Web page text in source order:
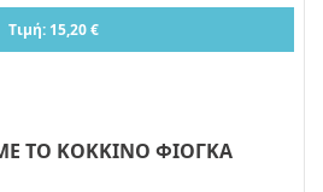
Τιμή: 15,20 €
ΤΟ ΚΟΚΚΙΝΟ ΦΙΟΓΚΑ